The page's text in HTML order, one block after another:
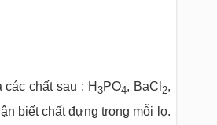
chất sau : H 3PO4, BaCl 2,
biết chất đựng trong mỗi lọ.